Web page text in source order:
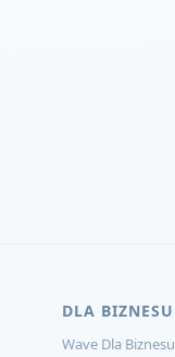
DLA BIZNESU
Wave Dla Biznesu